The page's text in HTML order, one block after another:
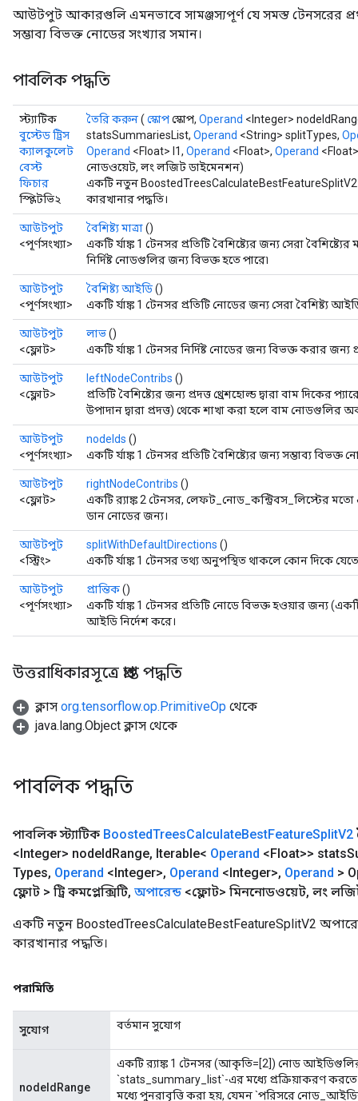
আউটপুট আকারগুলি এমনভাবে সামঞ্জস্যপূর্ণ যে সমস্ত টেনসরের
সম্ভাব্য বিভক্ত নোডের সংখ্যার সমান।
পাবলিক পদ্ধতি
স্ট্যাটিক
বুস্টেড ট্রিস
ক্যালকুলেট
বেস্ট
ফিচার
স্প্লিটভি২
তৈরি করুন( স্কোপস্কোপ, Operand <Integer>
statsSummariesList, Operand <String> splitTypes,
Operand <Float> l1, Operand <Float>, Operand
নোডওয়েট, লং লজিট ডাইমেনশন)
একটি নতুন
কারখানার পদ্ধতি।
আউটপুট
<পূর্ণসংখ্যা>
বৈশিষ্ট্য মাত্রা()
একটি র্যাঙ্ক 1 টেনসর প্রতিটি বৈশিষ্ট্যের জন্য সেরা বৈশিষ্ট্যের
নির্দিষ্ট নোডগুলির জন্য বিভক্ত হতে পারে৷
আউটপুট
<পূর্ণসংখ্যা>
বৈশিষ্ট্য আইডি()
একটি র্যাঙ্ক 1 টেনসর প্রতিটি নোডের জন্য সেরা বৈশিষ্ট্য
আউটপুট
<ফ্লোট>
লাভ()
একটি র্যাঙ্ক 1 টেনসর নির্দিষ্ট নোডের জন্য বিভক্ত করার জন্য
আউটপুট
<ফ্লোট>
leftNodeContribs ()
প্রতিটি বৈশিষ্ট্যের জন্য প্রদত্ত থ্রেশহোল্ড দ্বারা বাম
উপাদান দ্বারা প্রদত্ত) থেকে শাখা করা হলে বাম নোডগুলির
আউটপুট
<পূর্ণসংখ্যা>
nodeIds ()
একটি র্যাঙ্ক 1 টেনসর প্রতিটি বৈশিষ্ট্যের জন্য সম্ভাব্য বিভক্ত
আউটপুট
<ফ্লোট>
rightNodeContribs ()
একটি র‍্যাঙ্ক 2 টেনসর, লেফট_নোড_কন্ট্রিবস_লিস্টের
ডান নোডের জন্য।
আউটপুট
<স্ট্রিং>
splitWithDefaultDirections ()
একটি র্যাঙ্ক 1 টেনসর তথ্য অনুপস্থিত থাকলে কোন দিকে যেতে
আউটপুট
<পূর্ণসংখ্যা>
প্রান্তিক()
একটি র্যাঙ্ক 1 টেনসর প্রতিটি নোডে বিভক্ত হওয়ার জন্য
আইডি নির্দেশ করে।
উত্তরাধিকারসূত্রে প্রাপ্ত পদ্ধতি
ক্লাস org.tensorflow.op.PrimitiveOp থেকে
java.lang.Object ক্লাস থেকে
পাবলিক পদ্ধতি
পাবলিক স্ট্যাটিক BoostedTreesCalculateBestFeatureSplitV2
<Integer> nodeIdRange, Iterable< Operand <Float>> stats
Types, Operand <Integer>, Operand <Integer>, Operand >
ফ্লোট > ট্রি কমপ্লেক্সিটি, অপারেন্ড <ফ্লোট> মিননোডওয়েট, লং
একটি নতুন BoostedTreesCalculateBestFeatureSplitV2
কারখানার পদ্ধতি।
পরামিতি
সুযোগ বর্তমান সুযোগ
nodeIdRange
একটি র‍্যাঙ্ক 1 টেনসর (আকৃতি=[2]) নোড আইডিগুলির
`stats_summary_list`-এর মধ্যে প্রক্রিয়াকরণ করতে।
মধ্যে পুনরাবৃত্তি করা হয়, যেমন `পরিসরে